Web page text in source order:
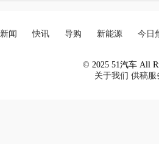
新闻 快讯 导购 新能源 今日
© 2025 51汽车 All
关于我们 供稿服